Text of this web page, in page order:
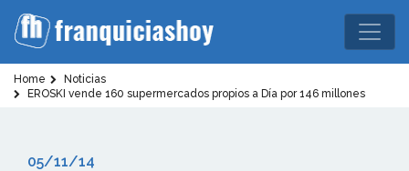
Home
Noticias
EROSKI vende 160 supermercados propios a Día por 146 millones
05/11/14